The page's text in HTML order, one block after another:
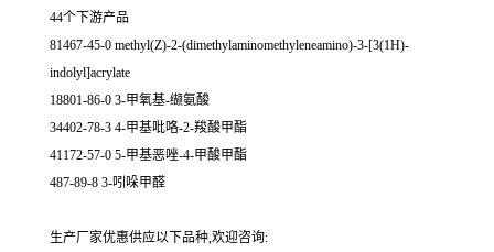
44个下游产品
81467-45-0 methyl(Z)-2-(dimethylaminomethyleneamino)-3-[3(1H)-
indolyl]acrylate
18801-86-0 3-甲氧基-缬氨酸
34402-78-3 4-甲基吡咯-2-羧酸甲酯
41172-57-0 5-甲基恶唑-4-甲酸甲酯
487-89-8 3-吲哚甲醛
生产厂家优惠供应以下品种,欢迎咨询: